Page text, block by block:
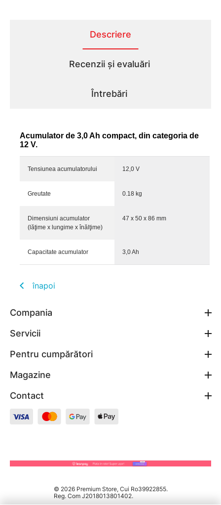
Descriere
Recenzii și evaluări
Întrebări
Acumulator de 3,0 Ah compact, din categoria de
12 V.
Tensiunea acumulatorului 12,0 V
Greutate 0.18 kg
Dimensiuni acumulator
(lăţime x lungime x înălţime)
47 x 50 x 86 mm
Capacitate acumulator 3,0 Ah
înapoi
Compania
Servicii
Pentru cumpărători
Magazine
Contact
© 2026 Premium Store, Cui Ro39922855.
Reg. Com J2018013801402.